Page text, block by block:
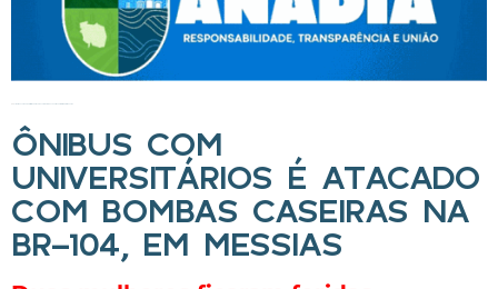
ÔNIBUS COM
UNIVERSITÁRIOS É ATACADO
COM BOMBAS CASEIRAS NA
BR-104, EM MESSIAS